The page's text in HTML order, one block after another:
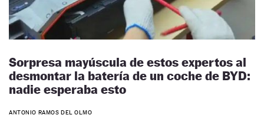
Sorpresa mayúscula de estos expertos al
desmontar la batería de un coche de BYD:
nadie esperaba esto
ANTONIO RAMOS DEL OLMO